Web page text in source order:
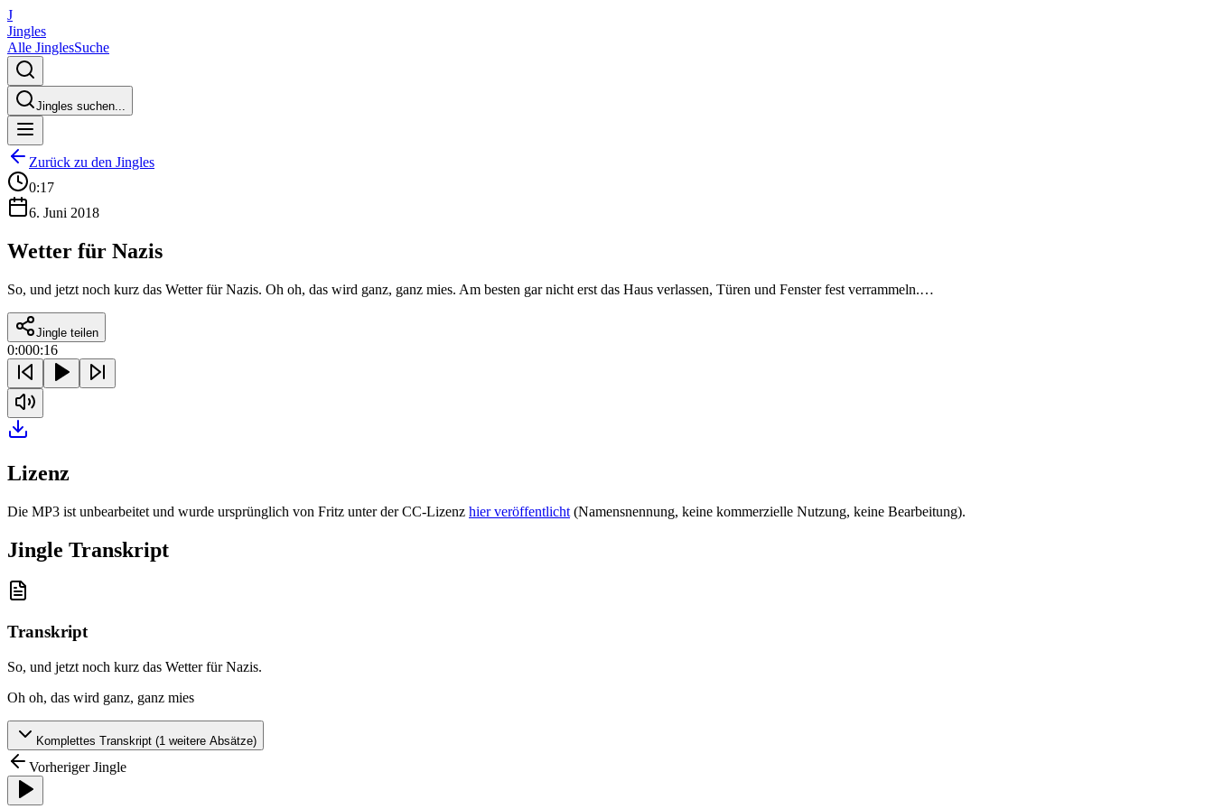
J
Jingles
Alle JinglesSuche
Jingles suchen...
Zurück zu den Jingles
0:17
6. Juni 2018
Wetter für Nazis
So, und jetzt noch kurz das Wetter für Nazis. Oh oh, das wird ganz, ganz mies. Am besten gar nicht erst das Haus verlassen, Türen und Fenster fest verrammeln.…
Jingle teilen
0:000:16
Lizenz
Die MP3 ist unbearbeitet und wurde ursprünglich von Fritz unter der CC-Lizenz hier veröffentlicht (Namensnennung, keine kommerzielle Nutzung, keine Bearbeitung).
Jingle Transkript
Transkript
So, und jetzt noch kurz das Wetter für Nazis.
Oh oh, das wird ganz, ganz mies
Komplettes Transkript (1 weitere Absätze)
Vorheriger Jingle